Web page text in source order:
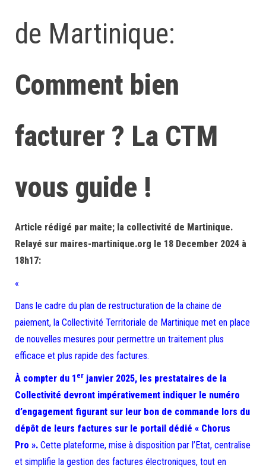
de Martinique:
Comment bien
facturer ? La CTM
vous guide !
Article rédigé par maite; la collectivité de Martinique.
Relayé sur maires-martinique.org le 18 December 2024 à
18h17:
«
Dans le cadre du plan de restructuration de la chaine de
paiement, la Collectivité Territoriale de Martinique met en place
de nouvelles mesures pour permettre un traitement plus
efficace et plus rapide des factures.
À compter du 1 er janvier 2025, les prestataires de la
Collectivité devront impérativement indiquer le numéro
d’engagement figurant sur leur bon de commande lors du
dépôt de leurs factures sur le portail dédié « Chorus
Pro ». Cette plateforme, mise à disposition par l’Etat, centralise
et simplifie la gestion des factures électroniques, tout en